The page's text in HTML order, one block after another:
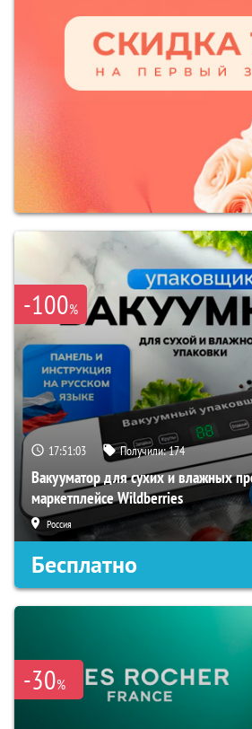
-100%
17:51:02 Получили:174
Вакууматор для сухих и влажных
маркетплейсе Wildberries
Россия
Бесплатно
-30%